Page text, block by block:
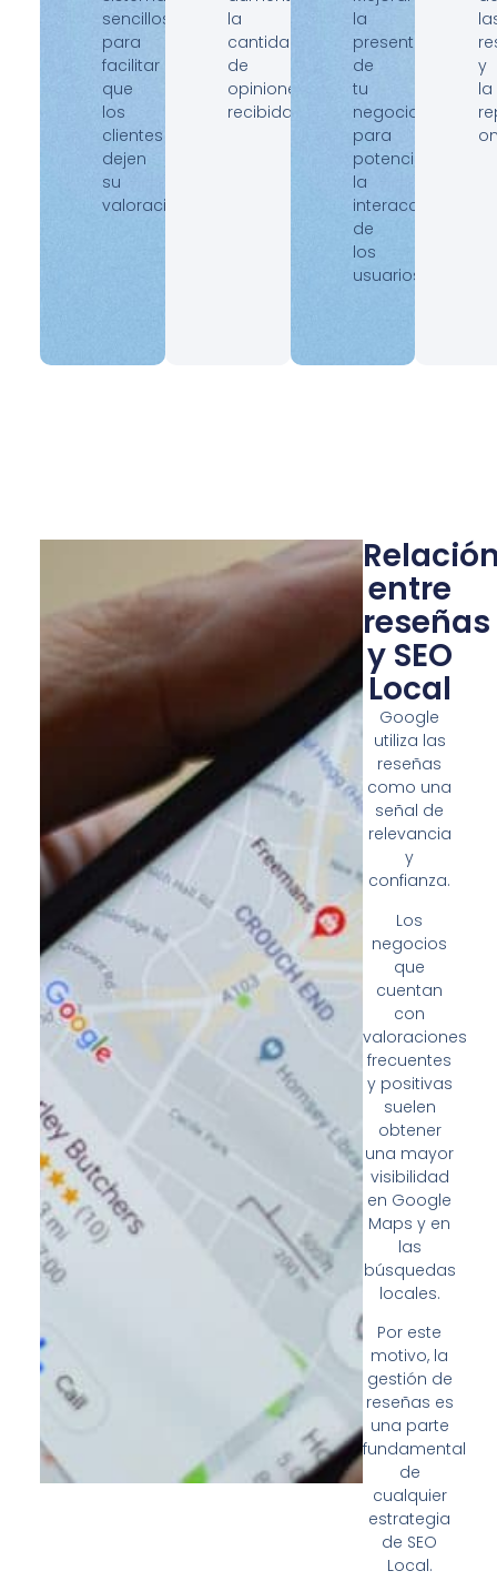
sencillos
para
facilitar
que
los
clientes
dejen
su
valoración.
la
cantidad
de
opiniones
recibidas.
la
presentación
de
tu
negocio
para
potenciar
la
interacción
de
los
usuarios.
y
la
entre
reseñas
y SEO
Local
Google
utiliza las
reseñas
como una
señal de
relevancia
y
confianza.
Los
negocios
que
cuentan
con
valoraciones
frecuentes
y positivas
suelen
obtener
una mayor
visibilidad
en Google
Maps y en
las
búsquedas
locales.
Por este
motivo, la
gestión de
reseñas es
una parte
fundamental
de
cualquier
estrategia
de SEO
Local.